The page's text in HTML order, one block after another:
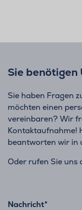
Sie
Sie haben Fragen
möchten einen
vereinbaren? Wir
Kontaktaufnahme!
beantworten wir in
Oder rufen Sie uns
Nachricht*